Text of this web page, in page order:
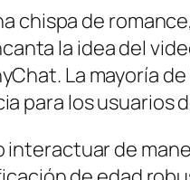
chispa de
la idea del
La mayoría
para los usuarios
de